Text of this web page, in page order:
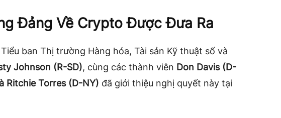
Đảng Về Crypto Được Đưa Ra
ban Thị trường Hàng hóa, Tài sản Kỹ thuật số và
Johnson (R-SD), cùng các thành viên Don Davis (D-
Ritchie Torres (D-NY) đã giới thiệu nghị quyết này tại